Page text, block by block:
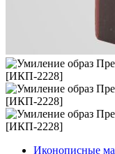
Иконописные